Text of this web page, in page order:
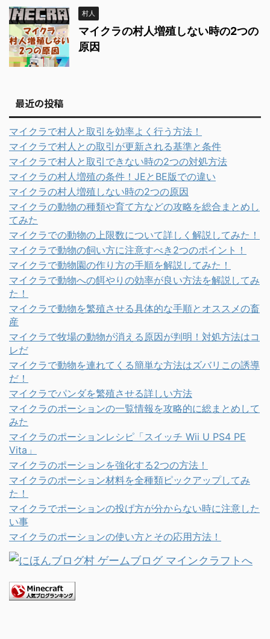
村人
マイクラの村人増殖しない時の2つの
原因
最近の投稿
マイクラで村人と取引を効率よく行う方法！
マイクラで村人との取引が更新される基準と条件
マイクラで村人と取引できない時の2つの対処方法
マイクラの村人増殖の条件！JEとBE版での違い
マイクラの村人増殖しない時の2つの原因
マイクラの動物の種類や育て方などの攻略を総合まとめし
てみた
マイクラでの動物の上限数について詳しく解説してみた！
マイクラで動物の飼い方に注意すべき2つのポイント！
マイクラで動物園の作り方の手順を解説してみた！
マイクラで動物への餌やりの効率が良い方法を解説してみ
た！
マイクラで動物を繁殖させる具体的な手順とオススメの畜
産
マイクラで牧場の動物が消える原因が判明！対処方法はコ
レだ
マイクラで動物を連れてくる簡単な方法はズバリこの誘導
だ！
マイクラでパンダを繁殖させる詳しい方法
マイクラのポーションの一覧情報を攻略的に総まとめして
みた
マイクラのポーションレシピ「スイッチ Wii U PS4 PE
Vita」
マイクラのポーションを強化する2つの方法！
マイクラのポーション材料を全種類ピックアップしてみ
た！
マイクラでポーションの投げ方が分からない時に注意した
い事
マイクラのポーションの使い方とその応用方法！